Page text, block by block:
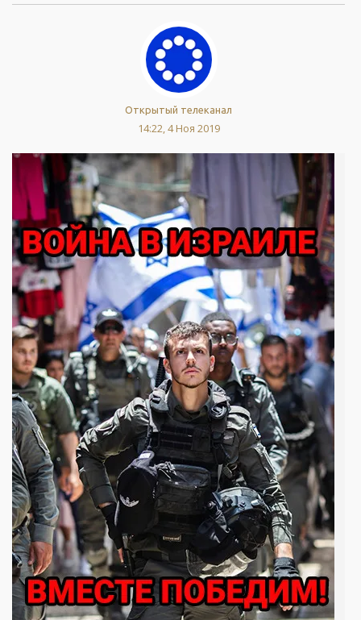
Открытый телеканал
14:22, 4 Ноя 2019